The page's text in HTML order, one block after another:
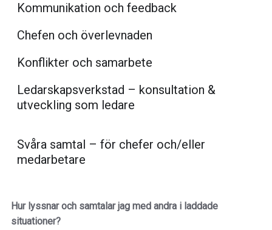
Kommunikation och feedback
Chefen och överlevnaden
Konflikter och samarbete
Ledarskapsverkstad – konsultation &
utveckling som ledare
Svåra samtal – för chefer och/eller
medarbetare
Hur lyssnar och samtalar jag med andra i laddade
situationer?